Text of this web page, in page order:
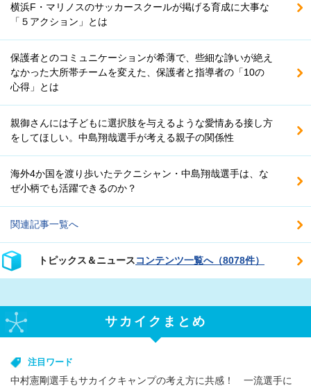
横浜F・マリノスのサッカースクールが掲げる育成に大事な
「５アクション」とは
保護者とのコミュニケーションが希薄で、些細な諍いが絶え
なかった大所帯チームを変えた、保護者と指導者の「10の
心得」とは
親御さんには子どもに選択肢を与えるような愛情ある接し方
をしてほしい。中島翔哉選手が考える親子の関係性
海外4か国を渡り歩いたテクニシャン・中島翔哉選手は、な
ぜ小柄でも活躍できるのか？
関連記事一覧へ
トピックス＆ニュースコンテンツ一覧へ（8078件）
サカイクまとめ
注目ワード
中村憲剛選手もサカイクキャンプの考え方に共感！ 一流選手に